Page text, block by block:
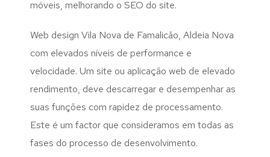
móveis, melhorando o SEO do site.
Web design Vila Nova de Famalicão, Aldeia Nova
com elevados níveis de performance e
velocidade. Um site ou aplicação web de elevado
rendimento, deve descarregar e desempenhar as
suas funções com rapidez de processamento.
Este é um factor que consideramos em todas as
fases do processo de desenvolvimento.